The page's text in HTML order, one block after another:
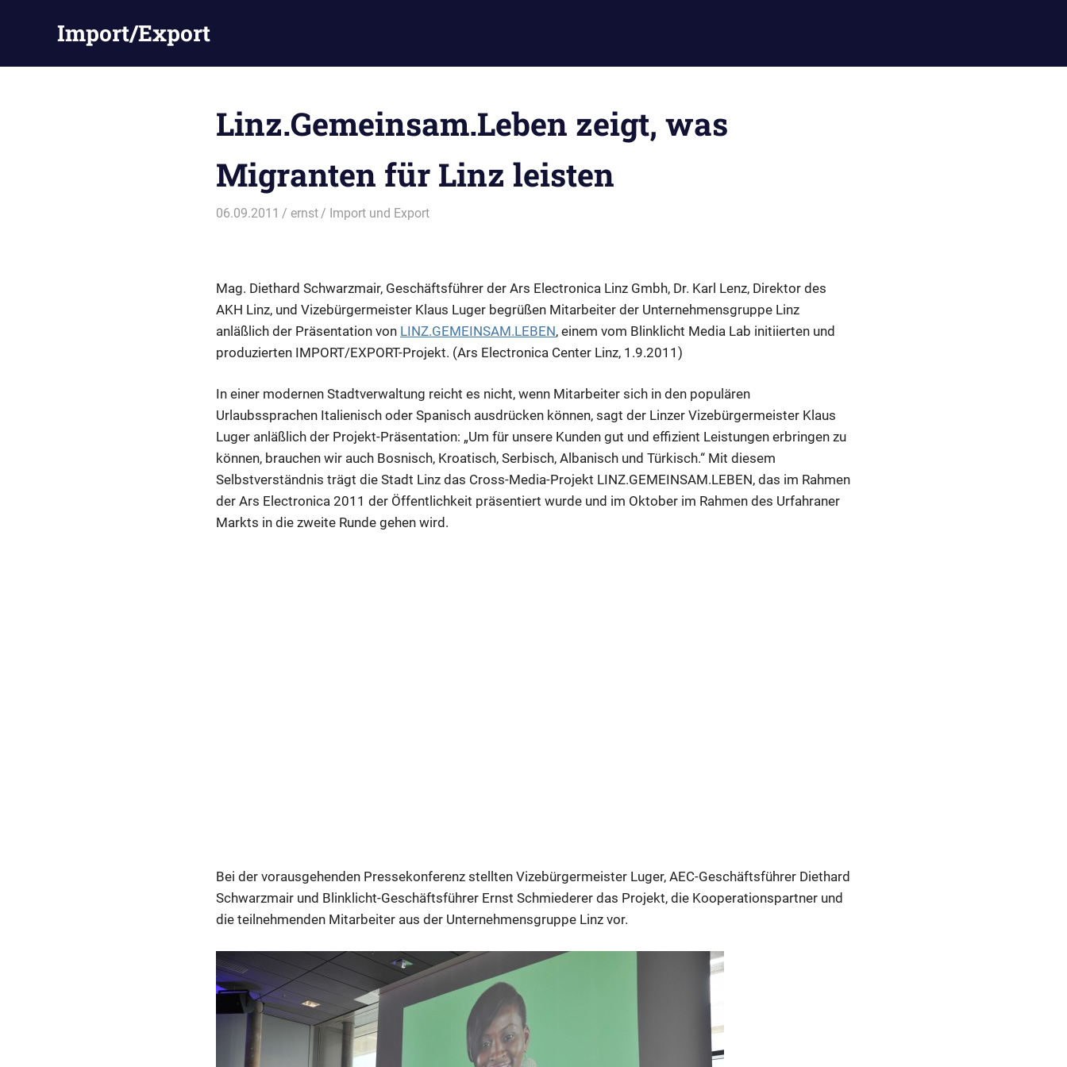
Import/Export
Linz.Gemeinsam.Leben zeigt, was
Migranten für Linz leisten
06.09.2011 ernst Import und Export
Mag. Diethard Schwarzmair, Geschäftsführer der Ars Electronica Linz Gmbh, Dr. Karl Lenz, Direktor des
AKH Linz, und Vizebürgermeister Klaus Luger begrüßen Mitarbeiter der Unternehmensgruppe Linz
anläßlich der Präsentation von LINZ.GEMEINSAM.LEBEN, einem vom Blinklicht Media Lab initiierten und
produzierten IMPORT/EXPORT-Projekt. (Ars Electronica Center Linz, 1.9.2011)
In einer modernen Stadtverwaltung reicht es nicht, wenn Mitarbeiter sich in den populären
Urlaubssprachen Italienisch oder Spanisch ausdrücken können, sagt der Linzer Vizebürgermeister Klaus
Luger anläßlich der Projekt-Präsentation: „Um für unsere Kunden gut und effizient Leistungen erbringen zu
können, brauchen wir auch Bosnisch, Kroatisch, Serbisch, Albanisch und Türkisch.“ Mit diesem
Selbstverständnis trägt die Stadt Linz das Cross-Media-Projekt LINZ.GEMEINSAM.LEBEN, das im Rahmen
der Ars Electronica 2011 der Öffentlichkeit präsentiert wurde und im Oktober im Rahmen des Urfahraner
Markts in die zweite Runde gehen wird.
Bei der vorausgehenden Pressekonferenz stellten Vizebürgermeister Luger, AEC-Geschäftsführer Diethard
Schwarzmair und Blinklicht-Geschäftsführer Ernst Schmiederer das Projekt, die Kooperationspartner und
die teilnehmenden Mitarbeiter aus der Unternehmensgruppe Linz vor.